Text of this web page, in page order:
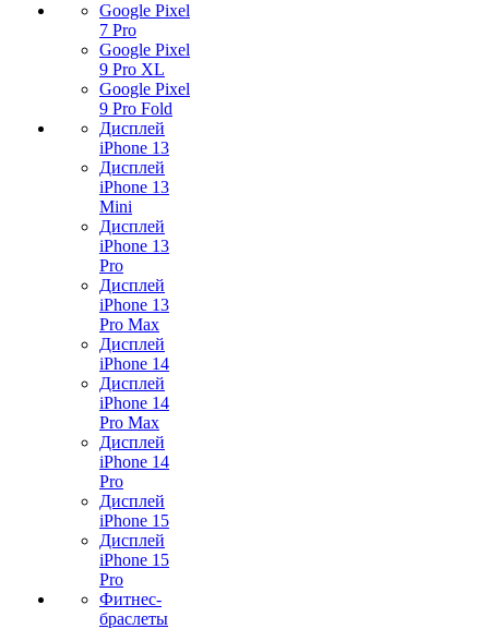
Google Pixel
7 Pro
Google Pixel
9 Pro XL
Google Pixel
9 Pro Fold
Дисплей
iPhone 13
Дисплей
iPhone 13
Mini
Дисплей
iPhone 13
Pro
Дисплей
iPhone 13
Pro Max
Дисплей
iPhone 14
Дисплей
iPhone 14
Pro Max
Дисплей
iPhone 14
Pro
Дисплей
iPhone 15
Дисплей
iPhone 15
Pro
Фитнес-
браслеты